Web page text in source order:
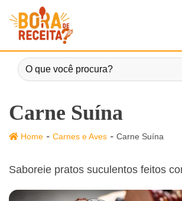
Carne Suína
Home - Carnes e Aves - Carne Suína
Saboreie pratos suculentos feitos